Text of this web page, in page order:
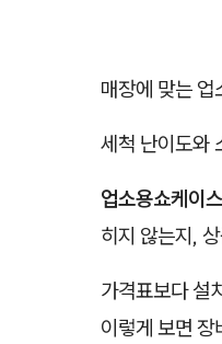
매장에 맞는 업
세척 난이도와
업소용쇼케이
히지 않는지,
가격표보다 설
이렇게 보면 장